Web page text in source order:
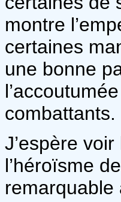
montre
certaines
une bonne
combattants.
J’espère
l’héroïsme
remarquable